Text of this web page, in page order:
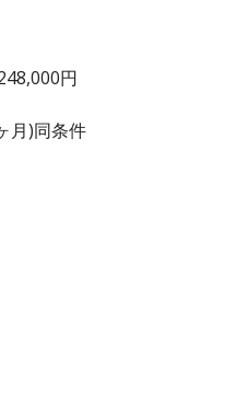
円
月)同条件